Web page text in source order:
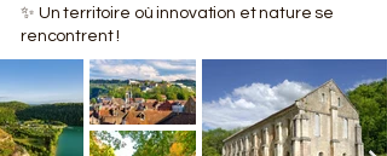
✨ Un territoire où innovation et nature se
rencontrent !